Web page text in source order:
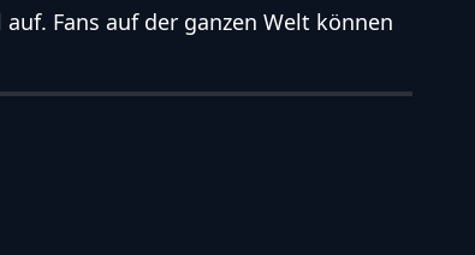
Fans auf der ganzen Welt können